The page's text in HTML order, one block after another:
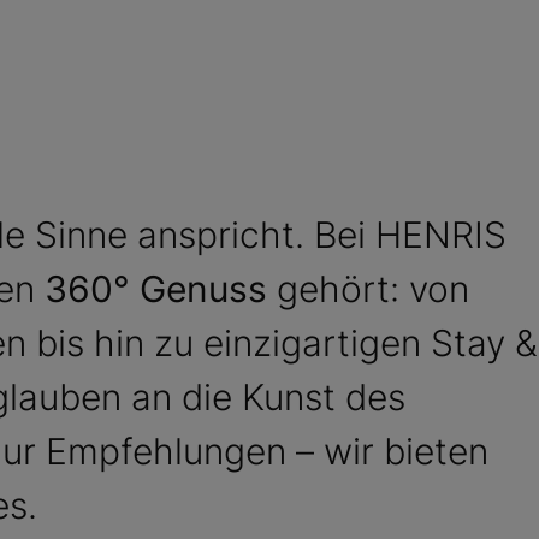
Sinne anspricht. Bei HENRIS
360° Genuss gehört: von
bis hin zu einzigartigen Stay &
an die Kunst des
Empfehlungen – wir bieten